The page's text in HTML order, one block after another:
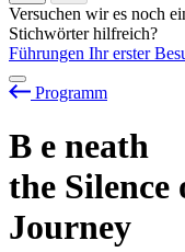
Versuchen wir es noch
Stichwörter hilfreich?
Führungen Ihr erster
Programm
B e neath
the Silence
Journey